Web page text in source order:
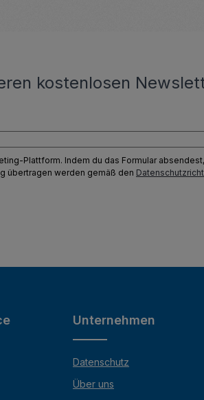
kostenlosen
Plattform. Indem du das Formular
übertragen werden gemäß den
Unternehmen
Datenschutz
Über uns